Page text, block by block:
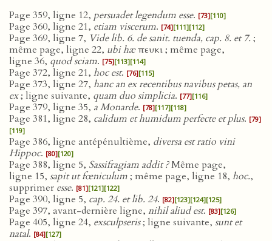
Page 359, ligne 12, persuadet legendum esse. [73][110]
Page 360, ligne 21, etiam viscerum. [74][111][112]
Page 369, ligne 7, Vide lib. 6. de sanit. tuenda, cap. 8. et 7. ;
même page, ligne 22, ubi hæπευκι ; même page,
ligne 36, quod sciam. [75][113][114]
Page 372, ligne 21, hoc est. [76][115]
Page 373, ligne 27, hanc an ex recentibus navibus petas, an
ex; ligne suivante, quam duo simplicia. [77][116]
Page 379, ligne 35, a Monarde. [78][117][118]
Page 381, ligne 28, calidum et humidum perfecte et plus. [79]
[119]
Page 386, ligne antépénultième, diversa est ratio vini
Hippoc. [80][120]
Page 388, ligne 5, Sassifragiam addit ?Même page,
ligne 15, sapit ut fœniculum; même page, ligne 18, hoc.,
supprimer esse. [81][121][122]
Page 390, ligne 5, cap. 24. et lib. 24. [82][123][124][125]
Page 397, avant-dernière ligne, nihil aliud est. [83][126]
Page 405, ligne 24, exsculpseris; ligne suivante, sunt et
natal. [84][127]